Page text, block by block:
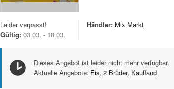
Leider verpasst!
Gültig: 03.03. - 10.03.
Händler: Mix Markt
Dieses Angebot ist leider nicht mehr verfügbar.
Aktuelle Angebote: Eis, 2 Brüder, Kaufland